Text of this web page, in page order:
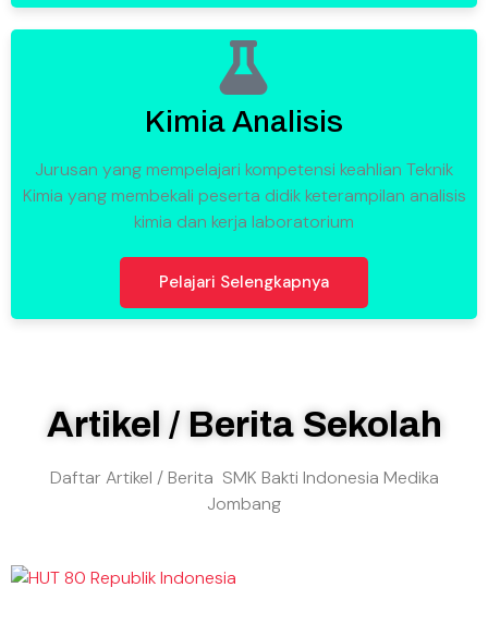
Kimia Analisis
Jurusan yang mempelajari kompetensi keahlian Teknik
Kimia yang membekali peserta didik keterampilan analisis
kimia dan kerja laboratorium
Pelajari Selengkapnya
Artikel / Berita Sekolah
Daftar Artikel / Berita SMK Bakti Indonesia Medika
Jombang